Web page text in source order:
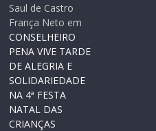
Saul de Castro
França Neto em
CONSELHEIRO
PENA VIVE TARDE
DE ALEGRIA E
SOLIDARIEDADE
NA 4ª FESTA
NATAL DAS
CRIANÇAS